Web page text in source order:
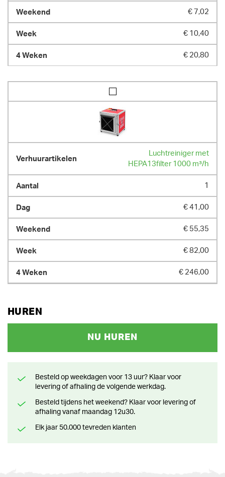
€ 7,02
€ 10,40
€ 20,80
Luchtreiniger met
HEPA13filter 1000 m³/h
1
€ 41,00
€ 55,35
€ 82,00
€ 246,00
HUREN
NU HUREN
Besteld op weekdagen voor 13 uur? Klaar voor
levering of afhaling de volgende werkdag.
Besteld tijdens het weekend? Klaar voor levering of
afhaling vanaf maandag 12u30.
Elk jaar 50.000 tevreden klanten